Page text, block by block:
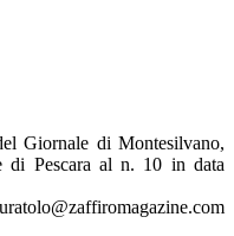
Giornale di Montesilvano,
di Pescara al n. 10 in data